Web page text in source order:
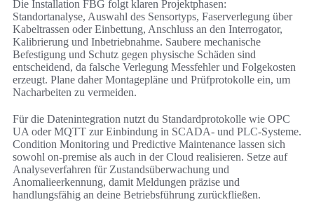
Die Installation FBG folgt klaren Projektphasen:
Standortanalyse, Auswahl des Sensortyps, Faserverlegung über
Kabeltrassen oder Einbettung, Anschluss an den Interrogator,
Kalibrierung und Inbetriebnahme. Saubere mechanische
Befestigung und Schutz gegen physische Schäden sind
entscheidend, da falsche Verlegung Messfehler und Folgekosten
erzeugt. Plane daher Montagepläne und Prüfprotokolle ein, um
Nacharbeiten zu vermeiden.
Für die Datenintegration nutzt du Standardprotokolle wie OPC
UA oder MQTT zur Einbindung in SCADA- und PLC-Systeme.
Condition Monitoring und Predictive Maintenance lassen sich
sowohl on-premise als auch in der Cloud realisieren. Setze auf
Analyseverfahren für Zustandsüberwachung und
Anomalieerkennung, damit Meldungen präzise und
handlungsfähig an deine Betriebsführung zurückfließen.